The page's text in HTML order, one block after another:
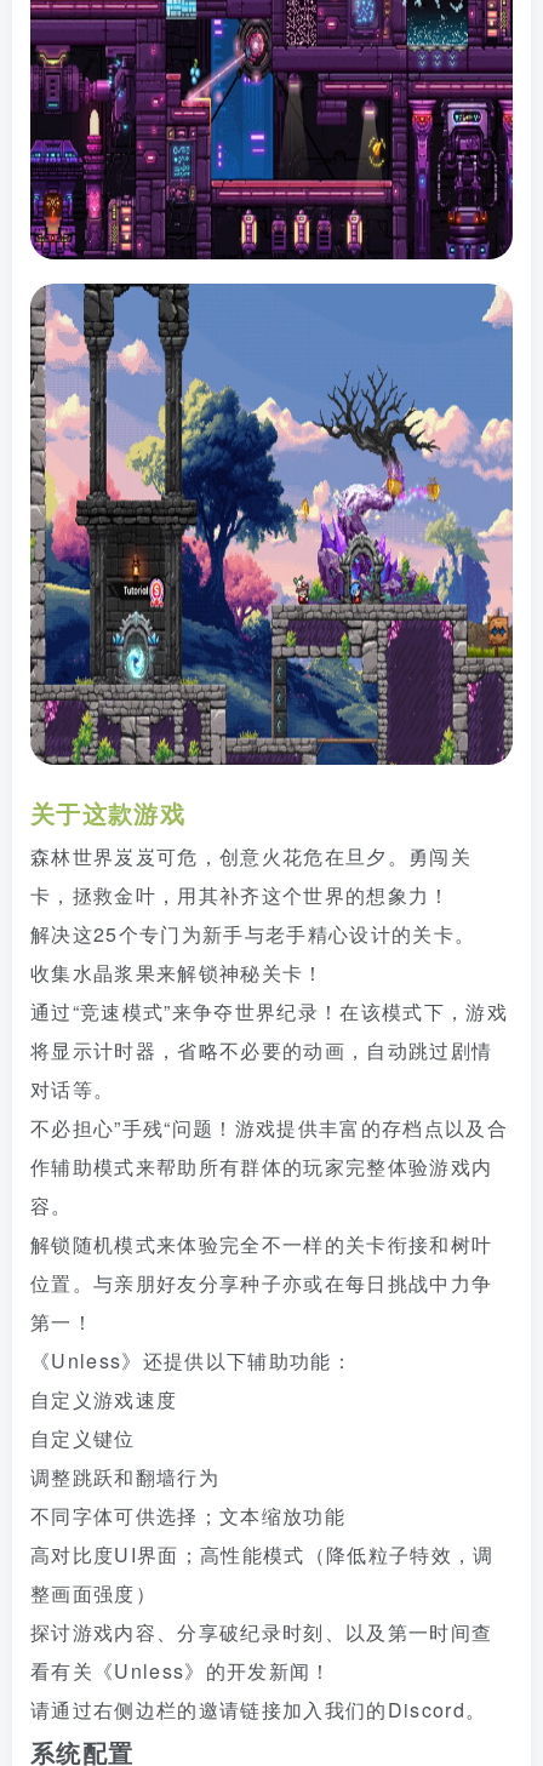
关于这款游戏
森林世界岌岌可危，创意火花危在旦夕。勇闯关
卡，拯救金叶，用其补齐这个世界的想象力！
解决这25个专门为新手与老手精心设计的关卡。
收集水晶浆果来解锁神秘关卡！
通过“竞速模式”来争夺世界纪录！在该模式下，游戏
将显示计时器，省略不必要的动画，自动跳过剧情
对话等。
不必担心”手残“问题！游戏提供丰富的存档点以及合
作辅助模式来帮助所有群体的玩家完整体验游戏内
容。
解锁随机模式来体验完全不一样的关卡衔接和树叶
位置。与亲朋好友分享种子亦或在每日挑战中力争
第一！
《Unless》还提供以下辅助功能：
自定义游戏速度
自定义键位
调整跳跃和翻墙行为
不同字体可供选择；文本缩放功能
高对比度UI界面；高性能模式（降低粒子特效，调
整画面强度）
探讨游戏内容、分享破纪录时刻、以及第一时间查
看有关《Unless》的开发新闻！
请通过右侧边栏的邀请链接加入我们的Discord。
系统配置